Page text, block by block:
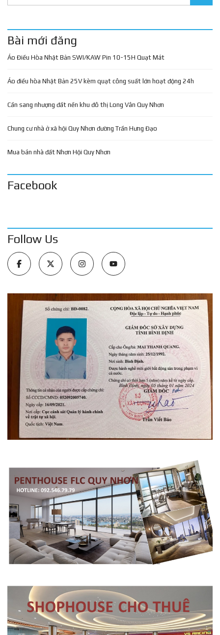
Bài mới đăng
Áo Điều Hòa Nhật Bản SWI/KAW Pin 10-15H Quạt Mát
Áo điều hòa Nhật Bản 25V kèm quạt công suất lớn hoạt động 24h
Cần sang nhượng đất nền khu đô thị Long Vân Quy Nhơn
Chung cư nhà ở xã hội Quy Nhơn đường Trần Hưng Đạo
Mua bán nhà đất Nhơn Hội Quy Nhơn
Facebook
Follow Us